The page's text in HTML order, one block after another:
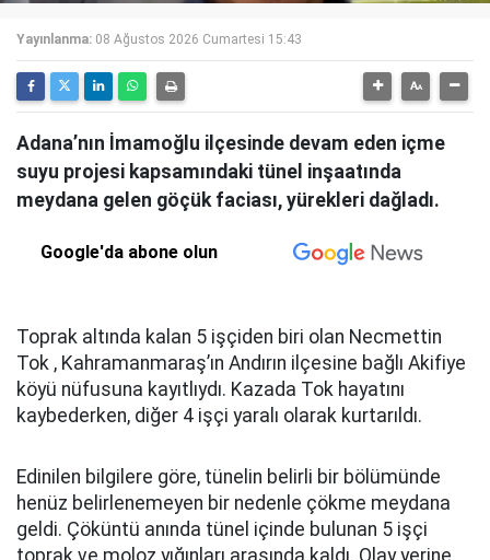
Yayınlanma: 08 Ağustos 2026 Cumartesi 15:43
Adana’nın İmamoğlu ilçesinde devam eden içme
suyu projesi kapsamındaki tünel inşaatında
meydana gelen göçük faciası, yürekleri dağladı.
Google'da abone olun
Toprak altında kalan 5 işçiden biri olan Necmettin
Tok , Kahramanmaraş’ın Andırın ilçesine bağlı Akifiye
köyü nüfusuna kayıtlıydı. Kazada Tok hayatını
kaybederken, diğer 4 işçi yaralı olarak kurtarıldı.
Edinilen bilgilere göre, tünelin belirli bir bölümünde
henüz belirlenemeyen bir nedenle çökme meydana
geldi. Çöküntü anında tünel içinde bulunan 5 işçi
toprak ve moloz yığınları arasında kaldı. Olay yerine